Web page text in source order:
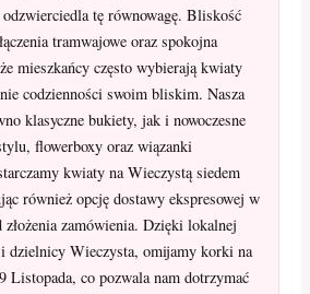
tę równowagę. Bliskość
tramwajowe oraz spokojna
mieszkańcy często wybierają kwiaty
codzienności swoim bliskim. Nasza
klasyczne bukiety, jak i nowoczesne
flowerboxy oraz wiązanki
kwiaty na Wieczystą siedem
również opcję dostawy ekspresowej w
zamówienia. Dzięki lokalnej
dzielnicy Wieczysta, omijamy korki na
co pozwala nam dotrzymać